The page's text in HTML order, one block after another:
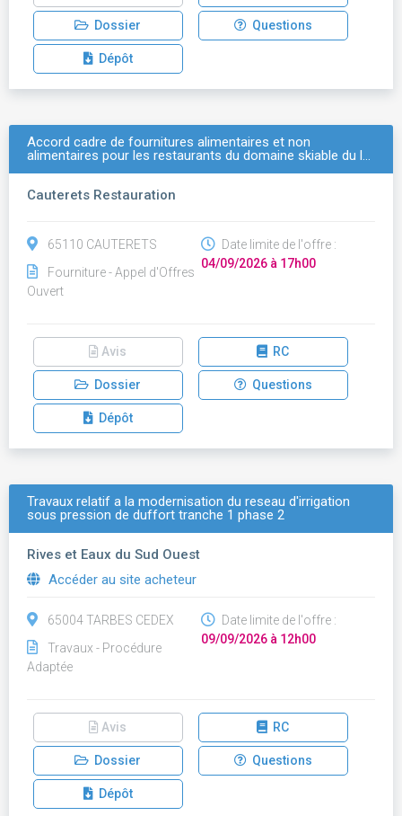
Dossier Questions
Dépôt
Accord cadre de fournitures alimentaires et non
alimentaires pour les restaurants du domaine skiable du l…
Cauterets Restauration
65110 CAUTERETS
Fourniture - Appel d'Offres
Ouvert
Date limite de l'offre :
04/09/2026 à 17h00
Avis RC
Dossier Questions
Dépôt
Travaux relatif a la modernisation du reseau d'irrigation
sous pression de duffort tranche 1 phase 2
Rives et Eaux du Sud Ouest
Accéder au site acheteur
65004 TARBES CEDEX
Travaux - Procédure
Adaptée
Date limite de l'offre :
09/09/2026 à 12h00
Avis RC
Dossier Questions
Dépôt